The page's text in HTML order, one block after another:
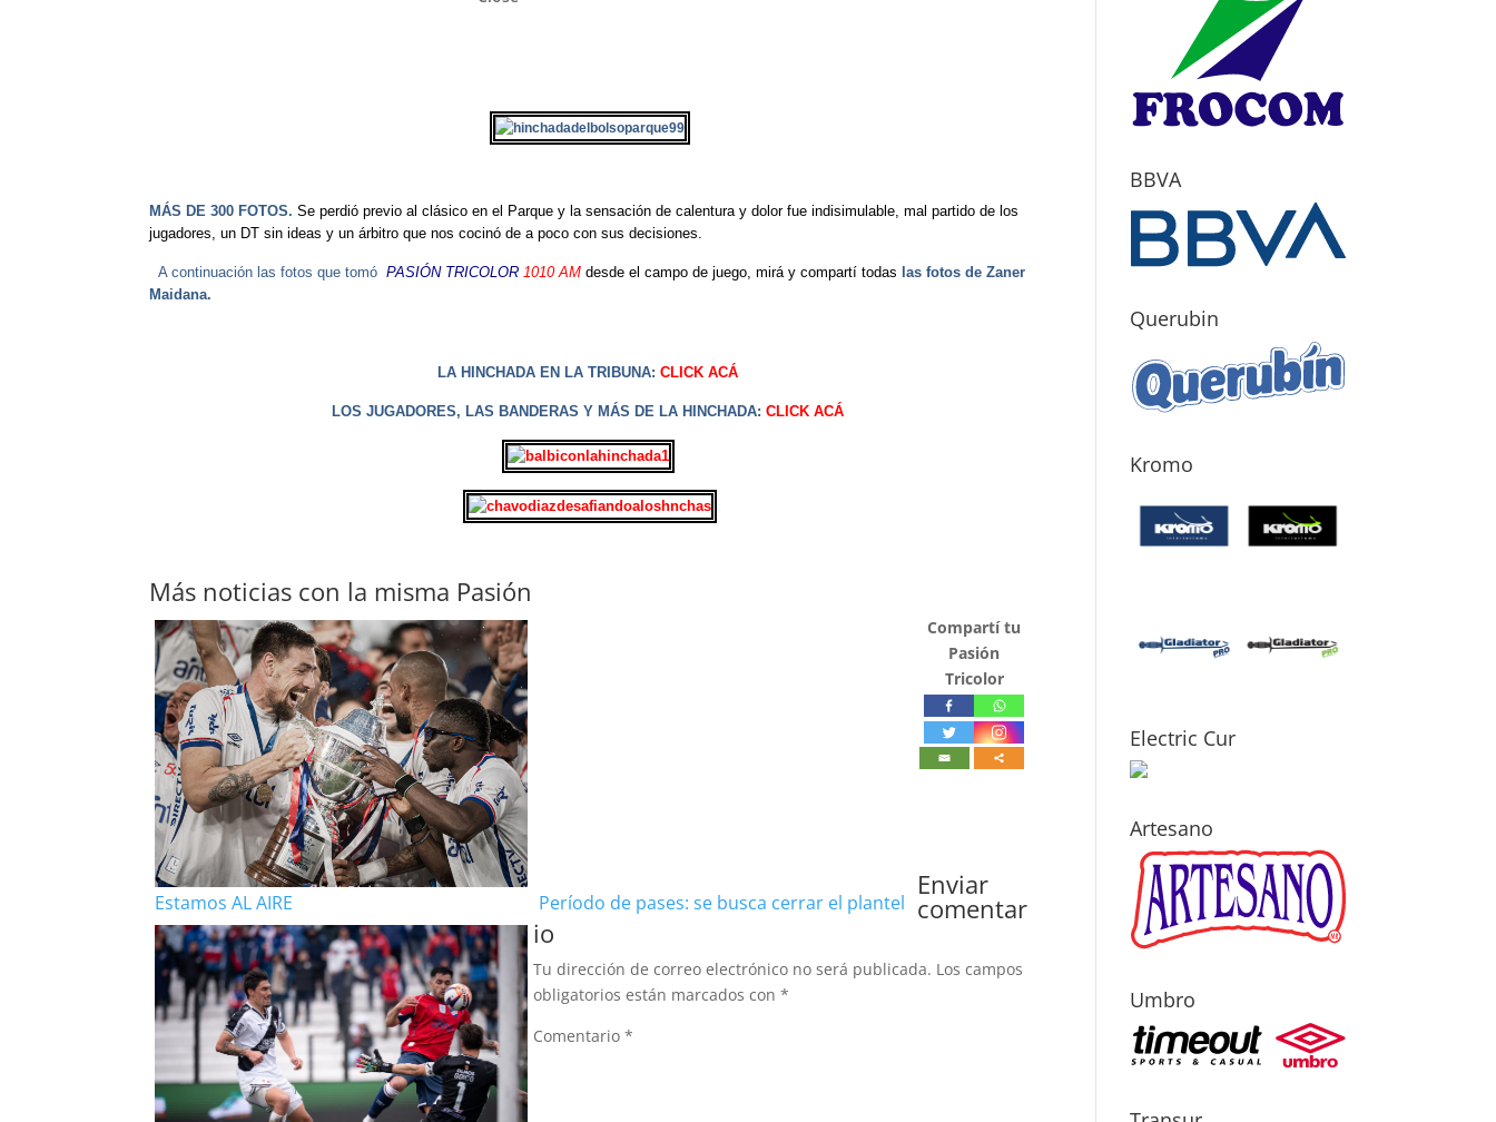
MÁS DE 300 FOTOS.Se perdió previo al clásico en el Parque y la sensación de calentura y dolor fue indisimulable, mal partido de los
jugadores, un DT sin ideas y un árbitro que nos cocinó de a poco con sus decisiones.
A continuación las fotos que tomóPASIÓN TRICOLOR1010 AM desde el campo de juego, mirá y compartí todas las fotos de Zaner
Maidana.
LA HINCHADA EN LA TRIBUNA:CLICK ACÁ
LOS JUGADORES, LAS BANDERAS Y MÁS DE LA HINCHADA:CLICK ACÁ
Más noticias con la misma Pasión
Estamos AL AIRE Período de pases: se busca cerrar el plantel
Compartí tu
Pasión
Tricolor
Enviar
comentar
io
Tu dirección de correo electrónico no será publicada. Los campos
obligatorios están marcados con*
Comentario*
BBVA
Querubin
Kromo
Electric Cur
Artesano
Umbro